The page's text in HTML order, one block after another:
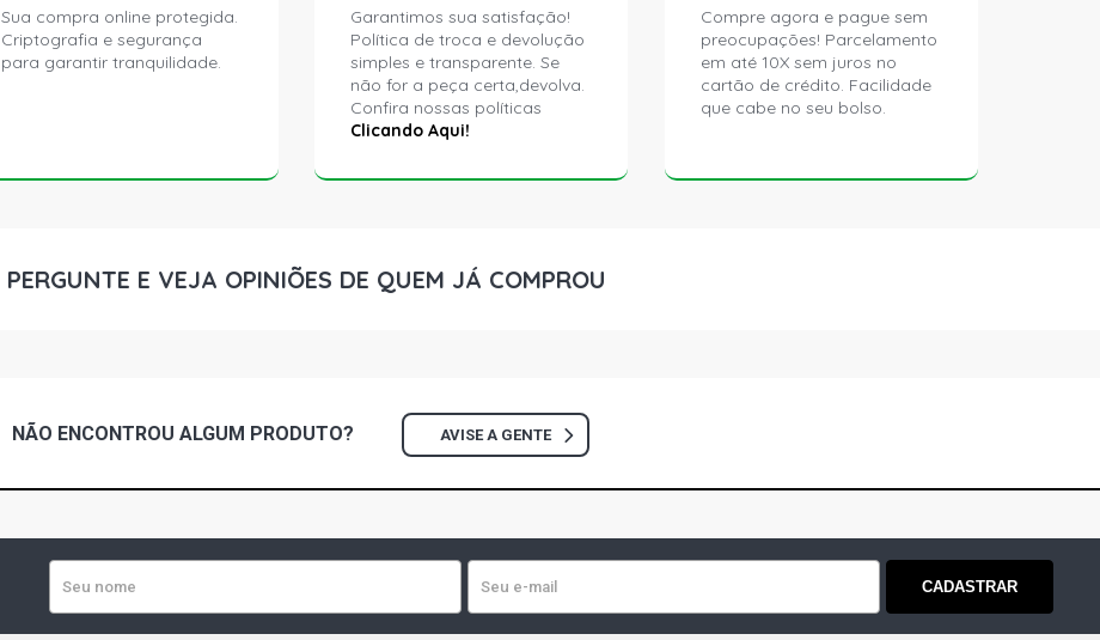
FOX PLUS HATCH 1.6 8V EA111 GASOLINA (2004 -
2010)
FOX PLUS HATCH 1.6 8V EA113 FLEX (2004 -
2010)
FOX ROUTE HATCH 1.6 8V EA113 FLEX (2008 -
2007)
FOX BLUEMOTION HATCH 1.6 8V VHT EA111
CCRA L4 FLEX (2013 - 2014)
FOX STD HATCH 1.0 8V VHT EA111 CCNA L4 FLEX
Sua compra online protegida.
Criptografia e segurança
para garantir tranquilidade.
Garantimos sua satisfação!
Política de troca e devolução
simples e transparente. Se
não for a peça certa,devolva.
Confira nossas políticas
Clicando Aqui!
Compre agora e pague sem
preocupações! Parcelamento
em até 10X sem juros no
cartão de crédito. Facilidade
que cabe no seu bolso.
PERGUNTE E VEJA OPINIÕES DE QUEM JÁ COMPROU
NÃO ENCONTROU ALGUM PRODUTO? AVISE A GENTE
CADASTRAR